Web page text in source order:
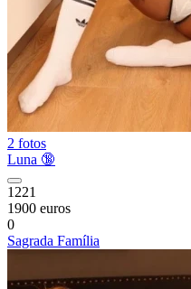
2 fotos
Luna 🔞
1221
1900 euros
0
Sagrada Família